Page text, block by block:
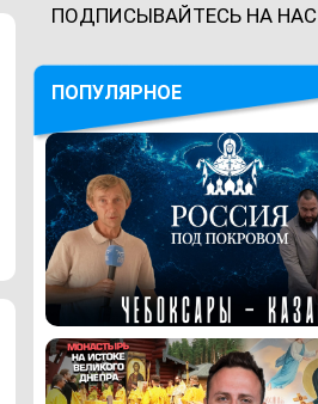
ПОДПИСЫВАЙТЕСЬ НА НАС
ПОПУЛЯРНОЕ